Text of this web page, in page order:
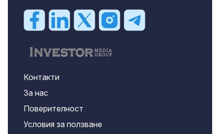
Контакти
За нас
Поверителност
Условия за ползване